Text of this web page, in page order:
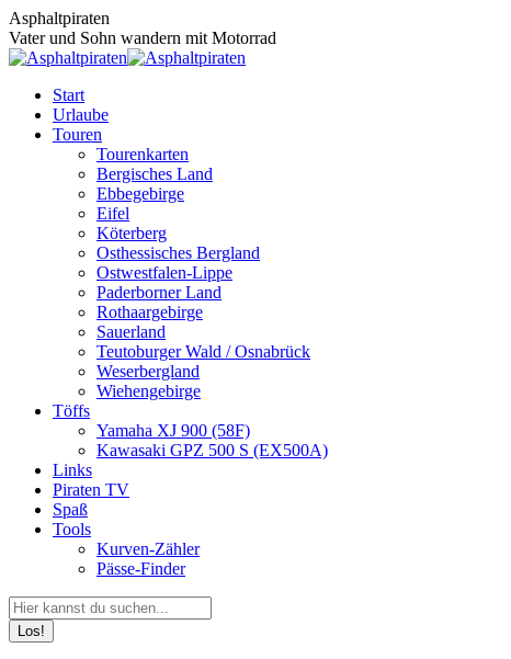
Zum
Inhalt
springen
Asphaltpiraten
Vater und Sohn wandern mit Motorrad
Start
Urlaube
Touren
Tourenkarten
Bergisches Land
Ebbegebirge
Eifel
Köterberg
Osthessisches Bergland
Ostwestfalen-Lippe
Paderborner Land
Rothaargebirge
Sauerland
Teutoburger Wald / Osnabrück
Weserbergland
Wiehengebirge
Töffs
Yamaha XJ 900 (58F)
Kawasaki GPZ 500 S (EX500A)
Links
Piraten TV
Spaß
Tools
Kurven-Zähler
Pässe-Finder
Search: